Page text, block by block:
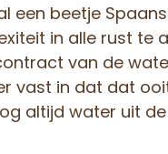
een beetje
in alle rust te
van de
vast in dat dat
altijd water uit